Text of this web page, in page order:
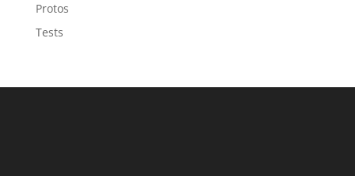
Protos
Tests